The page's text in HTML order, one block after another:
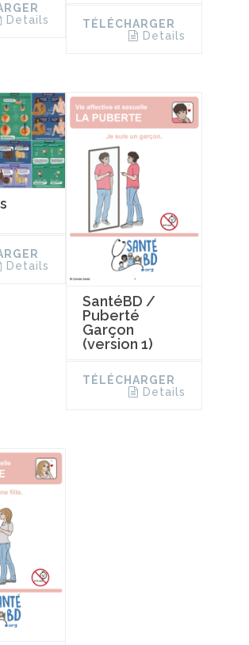
Details
TÉLÉCHARGER
Details
Details
SantéBD /
Puberté
Garçon
(version 1)
TÉLÉCHARGER
Details